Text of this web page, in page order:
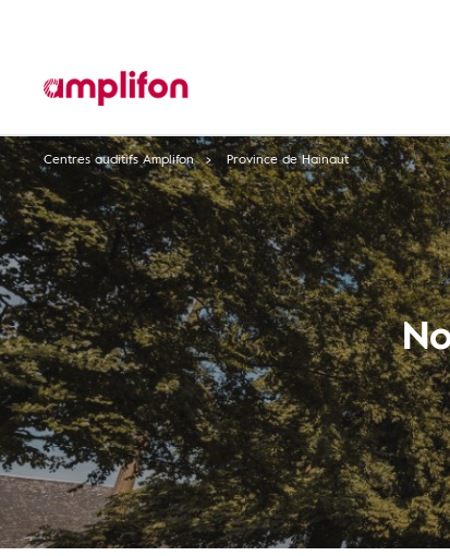
Centres auditifs Amplifon Province de Hainaut